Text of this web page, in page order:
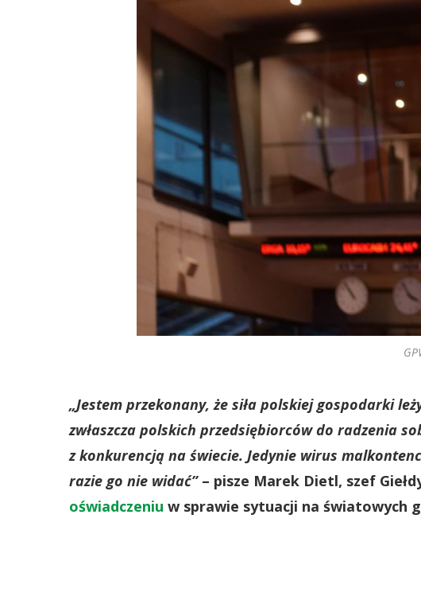
„Jestem przekonany, że siła polskiej gospodarki
zwłaszcza polskich przedsiębiorców do radzenia
z konkurencją na świecie. Jedynie wirus
razie go nie widać”– pisze Marek Dietl, szef
oświadczeniu w sprawie sytuacji na światowych